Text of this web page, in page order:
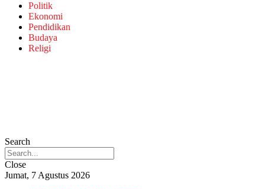
Politik
Ekonomi
Pendidikan
Budaya
Religi
Search
Close
Jumat, 7 Agustus 2026